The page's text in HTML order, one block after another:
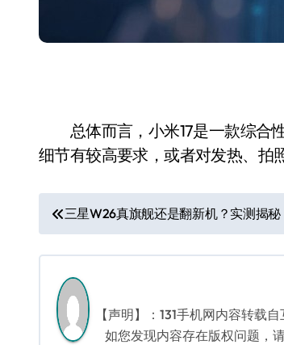
总体而言，小米17是一款综合
细节有较高要求，或者对发热、拍
文
章
导
航
三星W26真旗舰还是翻新机？实测揭秘
【声明】：131手机网内容转载
如您发现内容存在版权问题，